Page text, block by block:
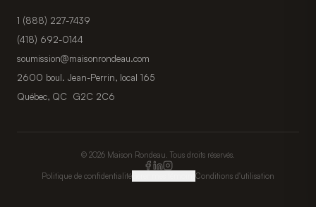
1 (888) 227-7439
(418) 692-0144
soumission@maisonrondeau.com
2600 boul. Jean-Perrin, local 165
Québec, QC G2C 2C6
© 2026 Maison Rondeau. Tous droits réservés.
Politique de confidentialité Conditions d'utilisation